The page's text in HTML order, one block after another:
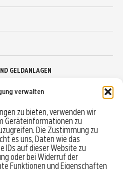
verwalten
zu bieten, verwenden wir
Geräteinformationen zu
Die Zustimmung zu
es uns, Daten wie das
IDs auf dieser Website zu
oder bei Widerruf der
Funktionen und Eigenschaften
GELDANLAGEN